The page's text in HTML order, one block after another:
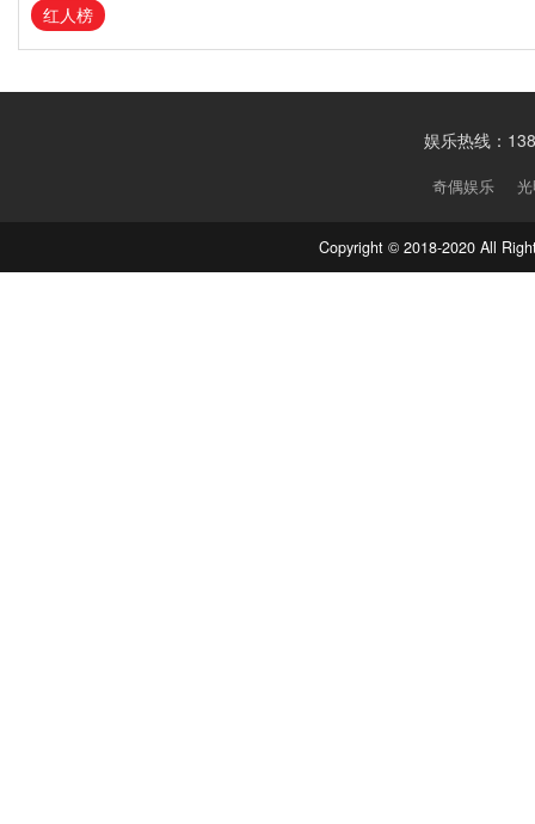
红人榜
娱乐热线：
奇偶娱乐
Copyright © 2018-2020 All